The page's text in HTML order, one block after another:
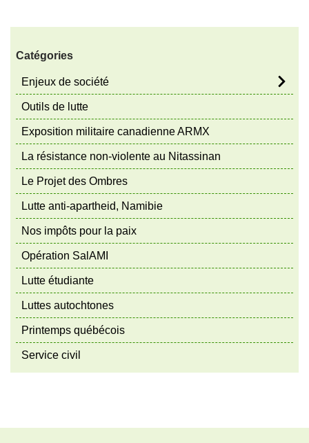
Catégories
Enjeux de société
Outils de lutte
Exposition militaire canadienne ARMX
La résistance non-violente au Nitassinan
Le Projet des Ombres
Lutte anti-apartheid, Namibie
Nos impôts pour la paix
Opération SalAMI
Lutte étudiante
Luttes autochtones
Printemps québécois
Service civil